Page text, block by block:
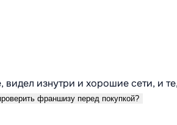
изнутри и хорошие сети, и
франшизу перед покупкой?